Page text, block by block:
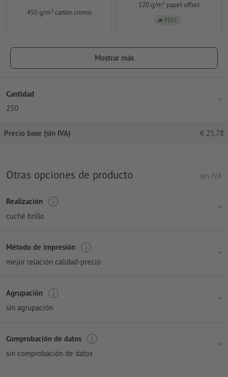
450 g/m² cartón cromo
120 g/m² papel offset
PEFC
Mostrar más
Cantidad
250
Precio base (sin IVA) € 25,78
Otras opciones de producto sin IVA
Realización
cuché brillo
Método de impresión
mejor relación calidad-precio
Agrupación
sin agrupación
Comprobación de datos
sin comprobación de datos